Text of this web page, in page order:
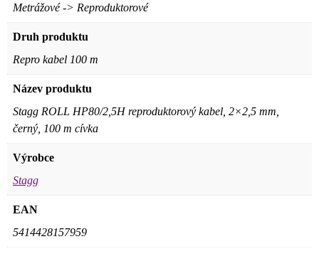
Metrážové -> Reproduktorové
Druh produktu
Repro kabel 100 m
Název produktu
Stagg ROLL HP80/2,5H reproduktorový kabel, 2×2,5 mm,
černý, 100 m cívka
Výrobce
Stagg
EAN
5414428157959